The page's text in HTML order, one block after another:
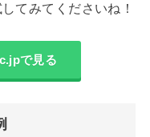
てみてくださいね！
で見る